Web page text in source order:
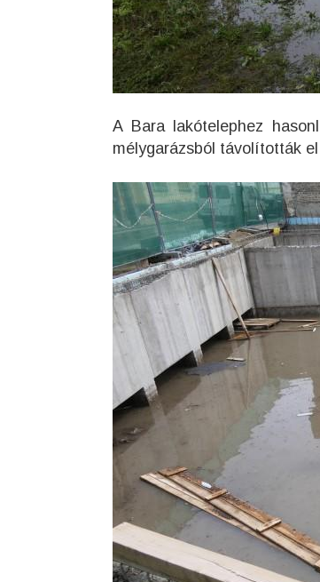
A Bara lakótelephez
mélygarázsból távolították